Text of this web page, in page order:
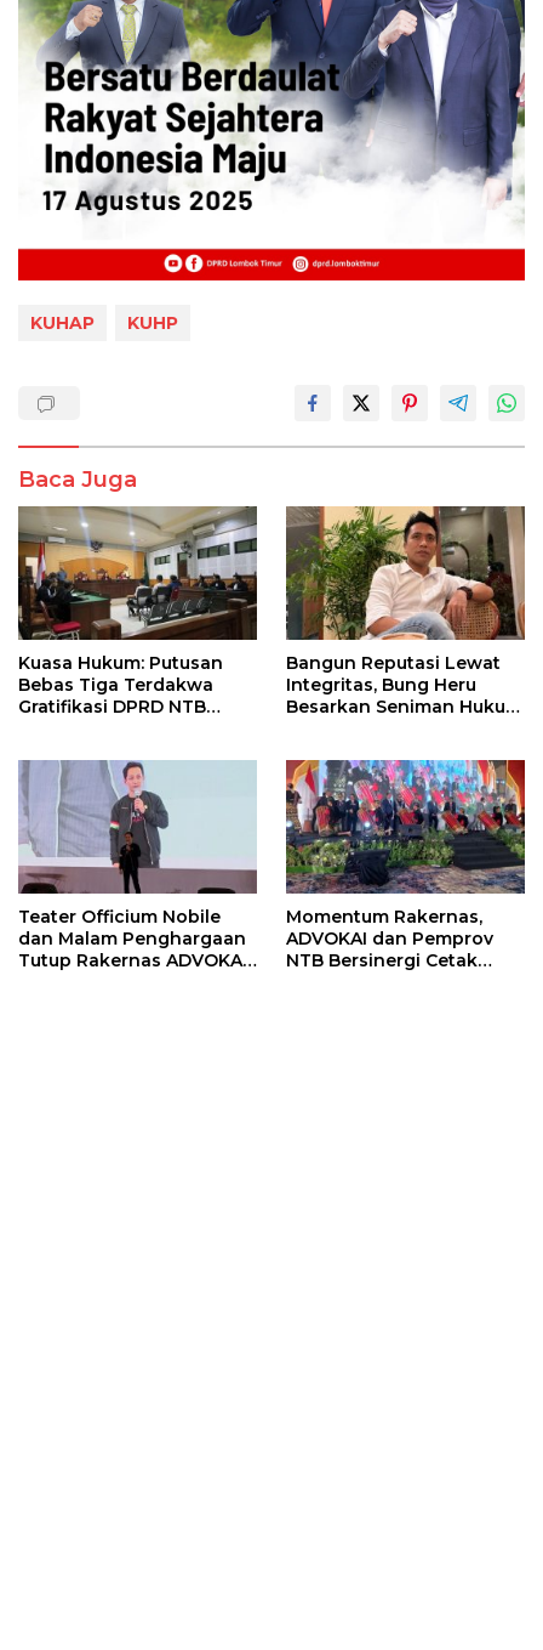
KUHAP KUHP
Baca Juga
Kuasa Hukum: Putusan
Bebas Tiga Terdakwa
Gratifikasi DPRD NTB
Persidangan
Bangun Reputasi Lewat
Integritas, Bung Heru
Besarkan Seniman Hukum
Teater Officium Nobile
dan Malam Penghargaan
Tutup Rakernas ADVOKAI
Momentum Rakernas,
ADVOKAI dan Pemprov
NTB Bersinergi Cetak